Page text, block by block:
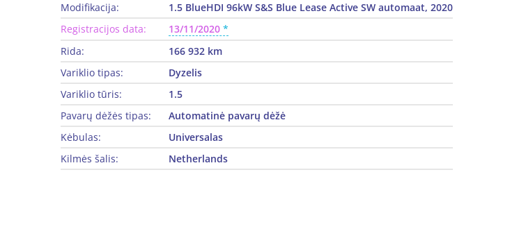
Modifikacija:
1.5 BlueHDI 96kW S&S Blue Lease Active SW automaat, 2020
Registracijos data:
13/11/2020
Rida:
166 932 km
Variklio tipas:
Dyzelis
Variklio tūris:
1.5
Pavarų dėžės tipas:
Automatinė pavarų dėžė
Kėbulas:
Universalas
Kilmės šalis:
Netherlands